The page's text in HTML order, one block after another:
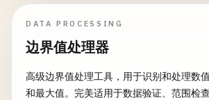
DATA PROCESSING
边界值处理器
高级边界值处理工具，用于识别和处理数
和最大值。完美适用于数据验证、范围检